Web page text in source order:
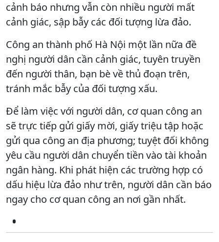
cảnh báo nhưng vẫn còn nhiều người mất
cảnh giác, sập bẫy các đối tượng lừa đảo.
Công an thành phố Hà Nội một lần nữa đề
nghị người dân cần cảnh giác, tuyên truyền
đến người thân, bạn bè về thủ đoạn trên,
tránh mắc bẫy của đối tượng xấu.
Để làm việc với người dân, cơ quan công an
sẽ trực tiếp gửi giấy mời, giấy triệu tập hoặc
gửi qua công an địa phương; tuyệt đối không
yêu cầu người dân chuyển tiền vào tài khoản
ngân hàng. Khi phát hiện các trường hợp có
dấu hiệu lừa đảo như trên, người dân cần báo
ngay cho cơ quan công an nơi gần nhất.